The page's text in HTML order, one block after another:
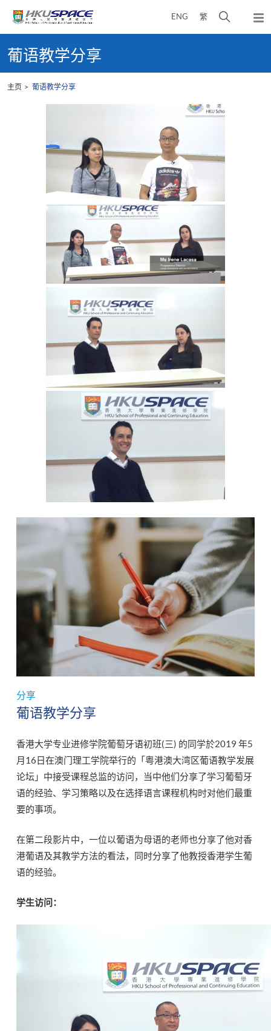
ENG 繁
开
弹
出
单
content
start葡语教学分享
主页 葡语教学分享
分享
葡语教学分享
香港大学专业进修学院葡萄牙语初班(三) 的同学於2019 年5
月16日在澳门理工学院举行的「粤港澳大湾区葡语教学发展
论坛」中接受课程总监的访问，当中他们分享了学习葡萄牙
语的经验、学习策略以及在选择语言课程机构时对他们最重
要的事项。
在第二段影片中，一位以葡语为母语的老师也分享了他对香
港葡语及其教学方法的看法，同时分享了他教授香港学生葡
语的经验。
学生访问：